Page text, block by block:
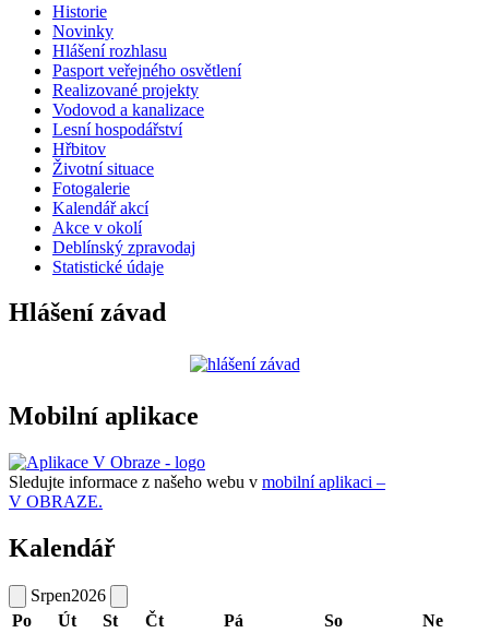
Historie
Novinky
Hlášení rozhlasu
Pasport veřejného osvětlení
Realizované projekty
Vodovod a kanalizace
Lesní hospodářství
Hřbitov
Životní situace
Fotogalerie
Kalendář akcí
Akce v okolí
Deblínský zpravodaj
Statistické údaje
Hlášení závad
Mobilní aplikace
Sledujte informace z našeho webu v mobilní aplikaci –
V OBRAZE.
Kalendář
Srpen2026
Po
Út St Čt Pá So Ne